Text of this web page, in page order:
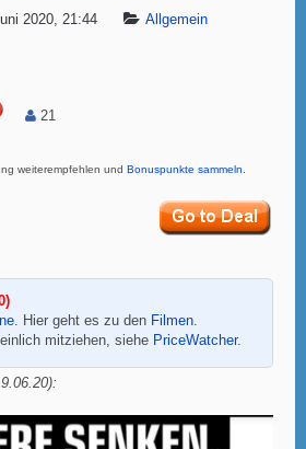
2020, 21:44
Allgemein
21
weiterempfehlen und Bonuspunkte sammeln
. Hier geht es zu den Filmen
mitziehen, siehe PriceWatcher.